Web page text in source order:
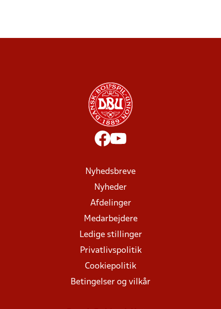
Nyhedsbreve
Nyheder
Afdelinger
Medarbejdere
Ledige stillinger
Privatlivspolitik
Cookiepolitik
Betingelser og vilkår